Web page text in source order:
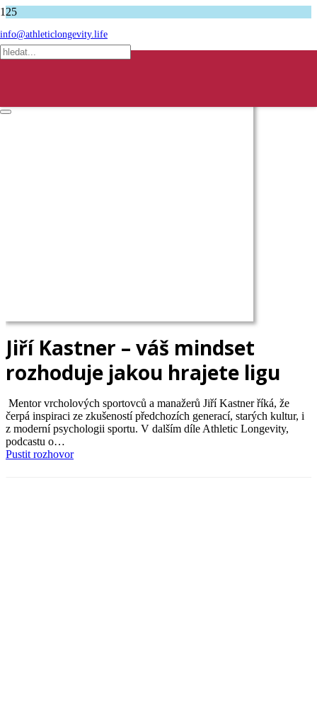
info@athleticlongevity.life
Podcasty
Jiří Kastner – váš mindset rozhoduje jakou hrajete ligu
Jiří Kastner – váš mindset
rozhoduje jakou hrajete ligu
Mentor vrcholových sportovců a manažerů Jiří Kastner říká, že
čerpá inspiraci ze zkušeností předchozích generací, starých kultur, i
z moderní psychologii sportu. V dalším díle Athletic Longevity,
podcastu o…
Pustit rozhovor